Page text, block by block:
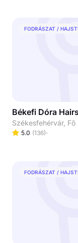
FODRÁSZAT /
Békefi Dóra
Székesfehérvár, Fő
5.0 (136)
FODRÁSZAT /